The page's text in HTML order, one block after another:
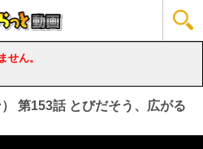
せん。
第153話 とびだそう、広がる